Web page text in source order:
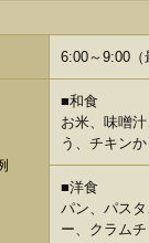
6:00～9:00
■和食
お米、味噌
う、チキン
■洋食
パン、パス
ー、クラム